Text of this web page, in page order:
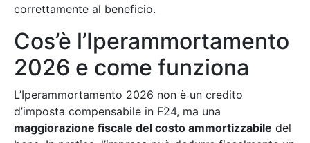
correttamente al beneficio.
Cos’è l’Iperammortamento
2026 e come funziona
L’Iperammortamento 2026 non è un credito
d’imposta compensabile in F24, ma una
maggiorazione fiscale del costo ammortizzabile del